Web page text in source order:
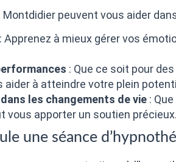
peuvent vous aider
: Apprenez à mieux gérer vos
: Que ce soit pour
aider à atteindre votre plein
les changements de vie :
vous apporter un soutien précieux.
une séance